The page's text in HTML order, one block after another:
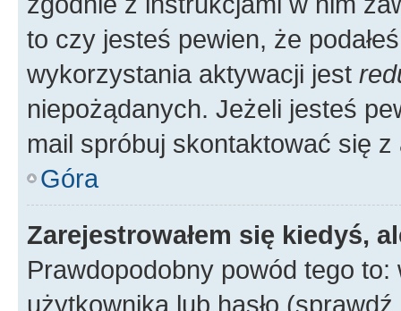
to czy jesteś pewien, że
wykorzystania aktywacji jest
niepożądanych. Jeżeli jesteś
mail spróbuj skontaktować się
Góra
Zarejestrowałem się kiedyś,
Prawdopodobny powód tego to:
użytkownika lub hasło